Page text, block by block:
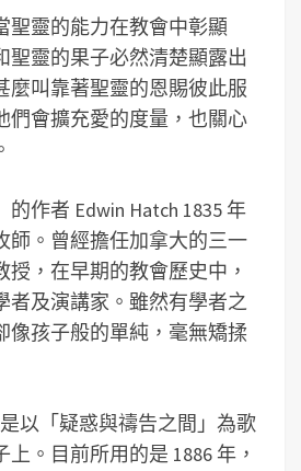
聖靈的能力在教會中彰顯
聖靈的果子必然清楚顯露出
麼叫靠著聖靈的恩賜彼此服
們會擴充愛的度量，也關心
的作者 Edwin Hatch 1835 年
師。曾經擔任加拿大的三一
授，在早期的教會歷史中，
者及演講家。雖然有學者之
像孩子般的單純，毫無矯揉
以「疑惑與禱告之間」為歌
。目前所用的是 1886 年，